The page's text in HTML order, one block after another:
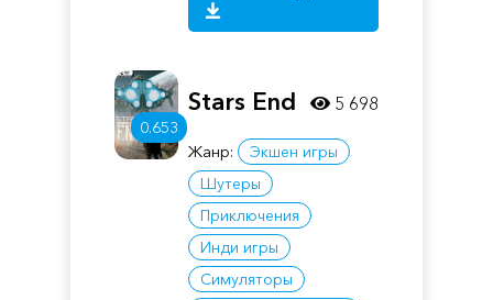
0.653
Stars End
Жанр:
Экшен игры
Шутеры
Приключения
Инди игры
Симуляторы
5 698